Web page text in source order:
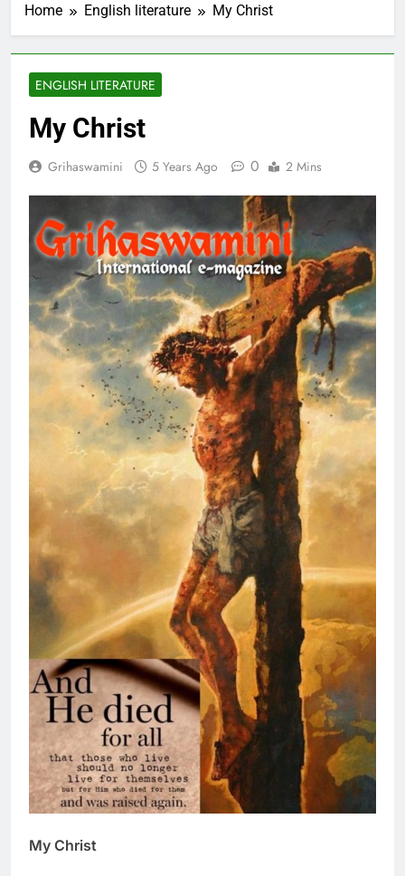
Home English literature My Christ
ENGLISH LITERATURE
My Christ
Grihaswamini 5 Years Ago 0 2 Mins
My Christ